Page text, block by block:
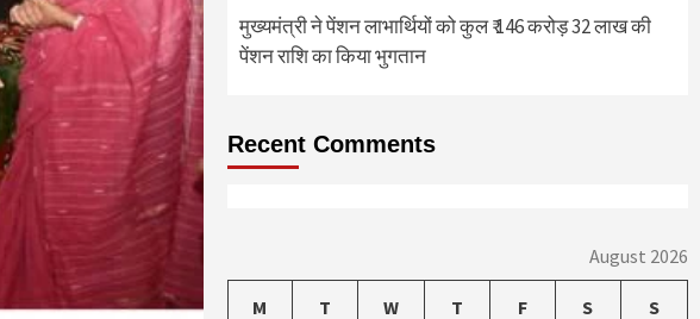
मुख्यमंत्री ने पेंशन लाभार्थियों को कुल ₹ 146 करोड़ 32 लाख की
पेंशन राशि का किया भुगतान
Recent Comments
August 2026
M T W T F S S